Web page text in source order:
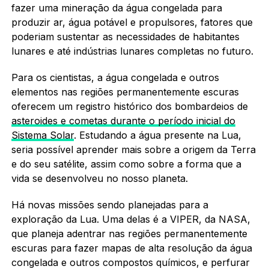
fazer uma mineração da água congelada para
produzir ar, água potável e propulsores, fatores que
poderiam sustentar as necessidades de habitantes
lunares e até indústrias lunares completas no futuro.
Para os cientistas, a água congelada e outros
elementos nas regiões permanentemente escuras
oferecem um registro histórico dos bombardeios de
asteroides e cometas durante o período inicial do
Sistema Solar. Estudando a água presente na Lua,
seria possível aprender mais sobre a origem da Terra
e do seu satélite, assim como sobre a forma que a
vida se desenvolveu no nosso planeta.
Há novas missões sendo planejadas para a
exploração da Lua. Uma delas é a VIPER, da NASA,
que planeja adentrar nas regiões permanentemente
escuras para fazer mapas de alta resolução da água
congelada e outros compostos químicos, e perfurar